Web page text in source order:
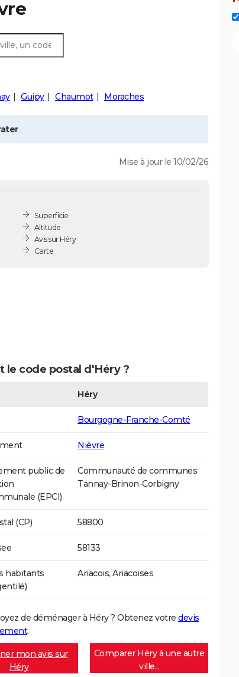
Guipy Chaumot Moraches
Mise à jour le 10/02/26
Superficie
Altitude
Avis sur Héry
Carte
le code postal d'Héry ?
Héry
Bourgogne-Franche-Comté
Nièvre
public de
(EPCI)
Communauté de communes
Tannay-Brinon-Corbigny
(CP) 58800
58133
habitants
Ariacois, Ariacoises
de déménager à Héry ? Obtenez votre devis
.
mon avis sur
Héry
Comparer Héry à une autre
ville...